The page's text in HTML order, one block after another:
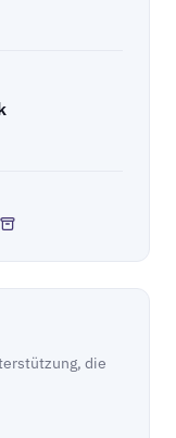
die